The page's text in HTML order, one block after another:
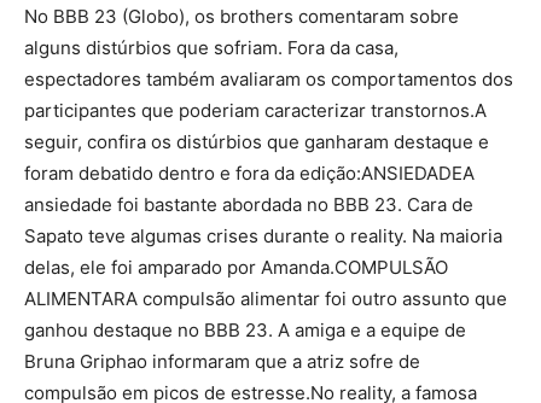
No BBB 23 (Globo), os brothers comentaram sobre
alguns distúrbios que sofriam. Fora da casa,
espectadores também avaliaram os comportamentos dos
participantes que poderiam caracterizar transtornos.A
seguir, confira os distúrbios que ganharam destaque e
foram debatido dentro e fora da edição:ANSIEDADEA
ansiedade foi bastante abordada no BBB 23. Cara de
Sapato teve algumas crises durante o reality. Na maioria
delas, ele foi amparado por Amanda.COMPULSÃO
ALIMENTARA compulsão alimentar foi outro assunto que
ganhou destaque no BBB 23. A amiga e a equipe de
Bruna Griphao informaram que a atriz sofre de
compulsão em picos de estresse.No reality, a famosa